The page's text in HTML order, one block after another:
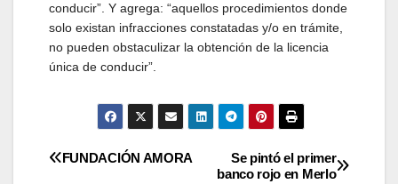
conducir”. Y agrega: “aquellos procedimientos donde
solo existan infracciones constatadas y/o en trámite,
no pueden obstaculizar la obtención de la licencia
única de conducir”.
Navegación
Se pintó el primer
banco rojo en Merlo
FUNDACIÓN AMORA